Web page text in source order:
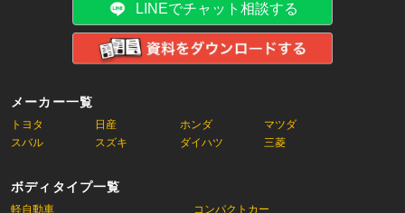
メーカー一覧
トヨタ 日産 ホンダ
マツダ
スバル
スズキ ダイハツ 三菱
ボディタイプ一覧
軽自動車
コンパクトカー
LINEでチャット相談する